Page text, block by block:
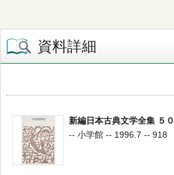
資料詳細
新編日本古典文学全集 ５０
-- 小学館 -- 1996.7 -- 918